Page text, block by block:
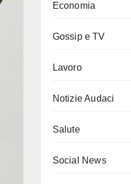
Economia
Gossip e TV
Lavoro
Notizie Audaci
Salute
Social News